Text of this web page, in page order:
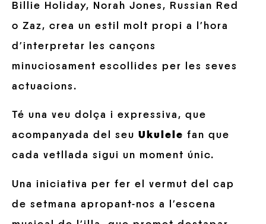
Billie Holiday, Norah Jones, Russian Red
o Zaz, crea un estil molt propi a l’hora
d’interpretar les cançons
minuciosament escollides per les seves
actuacions.
Té una veu dolça i expressiva, que
acompanyada del seu Ukulele fan que
cada vetllada sigui un moment únic.
Una iniciativa per fer el vermut del cap
de setmana apropant-nos a l’escena